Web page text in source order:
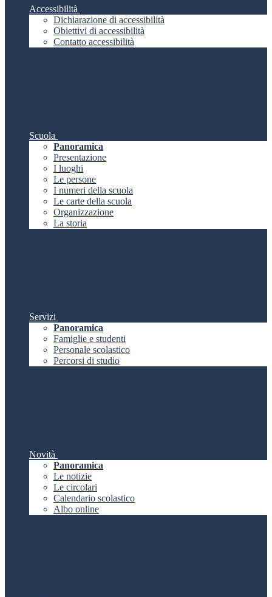
Accessibilità
Dichiarazione di accessibilità
Obiettivi di accessibilità
Contatto accessibilità
Scuola
Panoramica
Presentazione
I luoghi
Le persone
I numeri della scuola
Le carte della scuola
Organizzazione
La storia
Servizi
Panoramica
Famiglie e studenti
Personale scolastico
Percorsi di studio
Novità
Panoramica
Le notizie
Le circolari
Calendario scolastico
Albo online